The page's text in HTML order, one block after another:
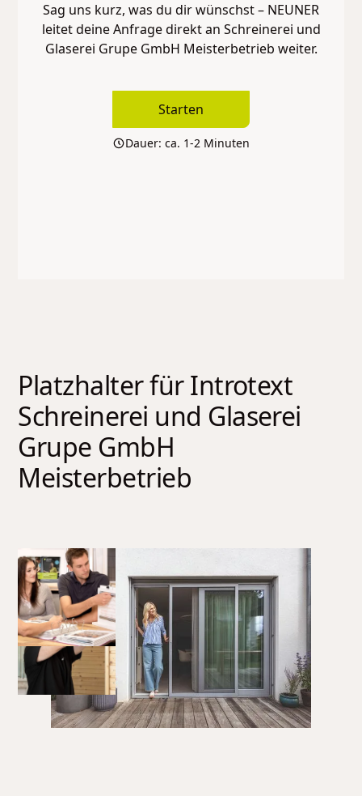
Sag uns kurz, was du dir wünschst – NEUNER
leitet deine Anfrage direkt an Schreinerei und
Glaserei Grupe GmbH Meisterbetrieb weiter.
Starten
Dauer: ca. 1-2 Minuten
Platzhalter für Introtext
Schreinerei und Glaserei
Grupe GmbH
Meisterbetrieb